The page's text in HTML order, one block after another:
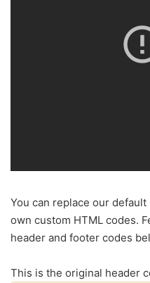
You can replace our
own custom HTML codes.
header and footer codes
This is the original header